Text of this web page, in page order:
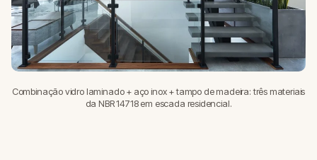
Combinação vidro laminado + aço inox + tampo de madeira: três materiais
da NBR 14718 em escada residencial.